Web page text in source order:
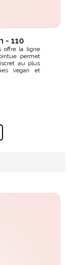
- 110
offre la ligne
permet
au plus
vegan et